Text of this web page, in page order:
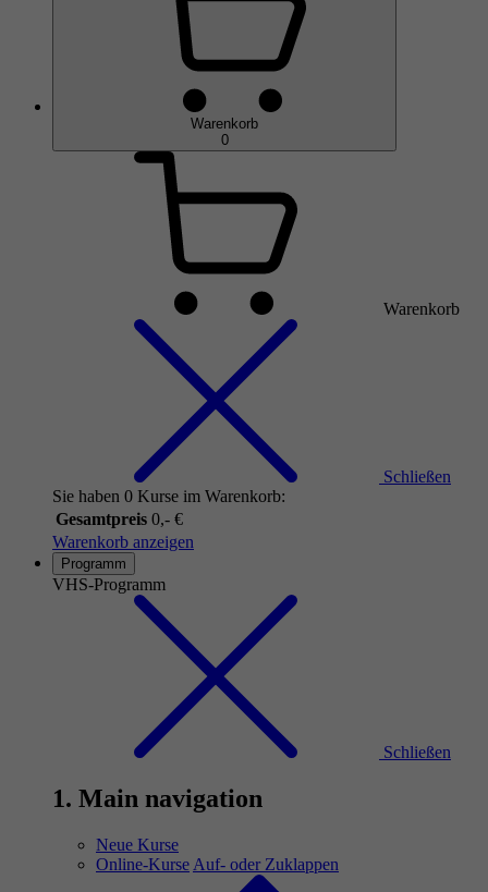
Warenkorb
0
Warenkorb
Schließen
Sie haben 0 Kurse im Warenkorb:
Gesamtpreis 0,- €
Warenkorb anzeigen
Programm
VHS-Programm
Schließen
1. Main navigation
Neue Kurse
Online-Kurse Auf- oder Zuklappen